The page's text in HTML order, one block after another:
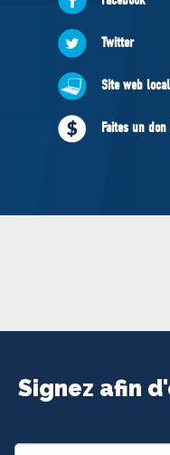
À PROPOS
Documents
MÉDIAS
BÉNÉVOLE
Twitter
Site web local
Faites un
Signez afin